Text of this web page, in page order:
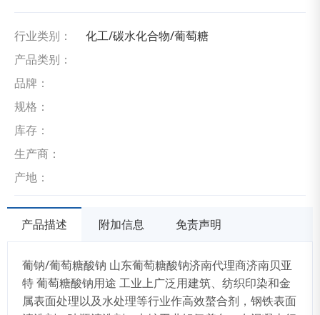
行业类别：
化工/碳水化合物/葡萄糖
产品类别：
品牌：
规格：
库存：
生产商：
产地：
产品描述 附加信息 免责声明
葡钠/葡萄糖酸钠 山东葡萄糖酸钠济南代理商济南贝亚
特 葡萄糖酸钠用途 工业上广泛用建筑、纺织印染和金
属表面处理以及水处理等行业作高效螯合剂，钢铁表面